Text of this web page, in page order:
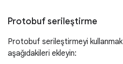
Protobuf serileştirme
Protobuf serileştirmeyi
aşağıdakileri ekleyin: